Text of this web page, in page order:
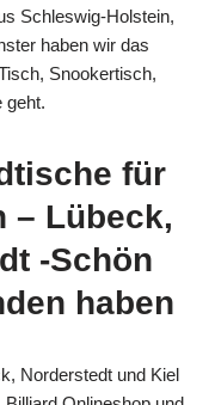
Schleswig-Holstein,
haben wir das
Snookertisch,
geht.
für
– Lübeck,
-Schön
haben
Norderstedt und Kiel